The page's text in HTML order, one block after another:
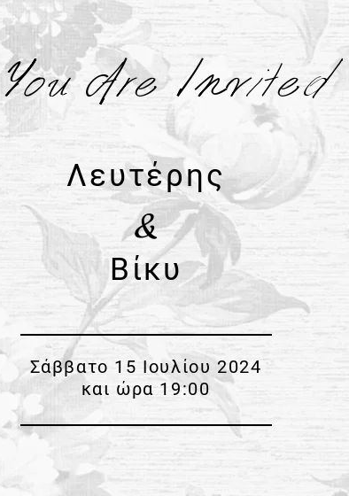
You Are Invited
Λευτέρης
&
Βίκυ
Σάββατο 15 Ιουλίου 2024
και ώρα 19:00